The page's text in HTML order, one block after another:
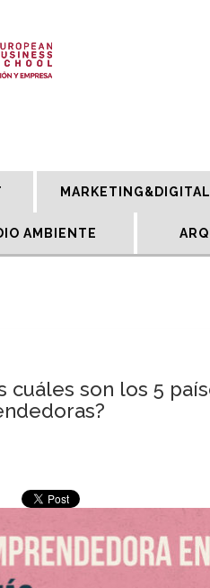
MARKETING&DIGITAL
AMBIENTE
cuáles son los 5